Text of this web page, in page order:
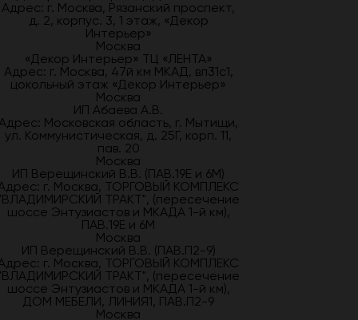
Адрес: г. Москва, Рязанский проспект,
д. 2, корпус. 3, 1 этаж, «Декор
Интерьер»
Москва
«Декор Интерьер» ТЦ «ЛЕНТА»
Адрес: г. Москва, 47й км МКАД, вл31с1,
цокольный этаж «Декор Интерьер»
Москва
ИП Абаева А.В.
Московская область, г. Мытищи,
ул. Коммунистическая, д. 25Г, корп. 11,
пав. 20
Москва
ИП Верещинский В.В. (ПАВ.19Е и 6М)
г. Москва, ТОРГОВЫЙ КОМПЛЕКС
ТРАКТ", (пересечение
шоссе Энтузиастов и МКАДА 1-й км),
ПАВ.19Е и 6М
Москва
ИП Верещинский В.В. (ПАВ.П2-9)
г. Москва, ТОРГОВЫЙ КОМПЛЕКС
ТРАКТ", (пересечение
шоссе Энтузиастов и МКАДА 1-й км),
ДОМ МЕБЕЛИ, ЛИНИЯ1, ПАВ.П2-9
Москва